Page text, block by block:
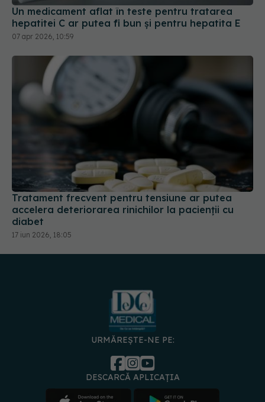
Un medicament aflat în teste pentru tratarea
hepatitei C ar putea fi bun și pentru hepatita E
07 apr 2026, 10:59
Tratament frecvent pentru tensiune ar putea
accelera deteriorarea rinichilor la pacienții cu
diabet
17 iun 2026, 18:05
URMĂREȘTE-NE PE:
DESCARCĂ APLICAȚIA